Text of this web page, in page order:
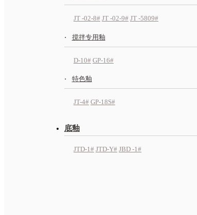
JT -02-8# JT -02-9# JT -5809#
搅拌专用釉
D-10# GP-16#
特色釉
JT-4# GP-18S#
底釉
JTD-1# JTD-Y# JBD -1#